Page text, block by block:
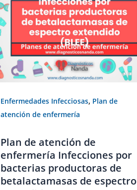
Enfermedades Infecciosas, Plan de
atención de enfermería
Plan de atención de
enfermería Infecciones por
bacterias productoras de
betalactamasas de espectro